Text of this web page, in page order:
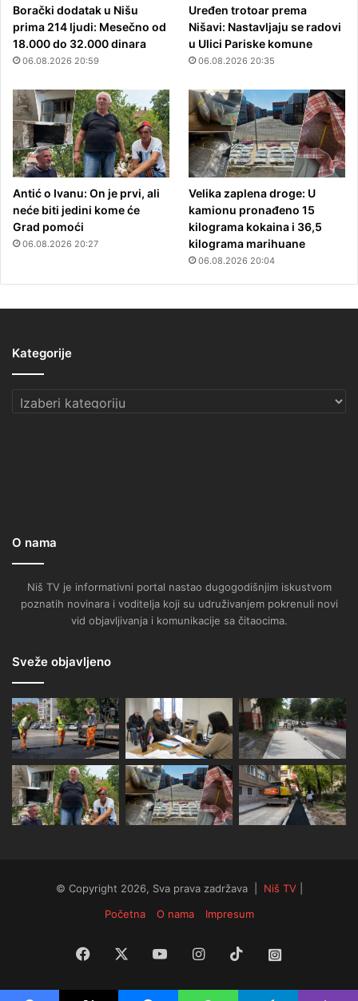
Borački dodatak u Nišu
prima 214 ljudi: Mesečno od
18.000 do 32.000 dinara
06.08.2026 20:59
Uređen trotoar prema
Nišavi: Nastavljaju se radovi
u Ulici Pariske komune
06.08.2026 20:35
Antić o Ivanu: On je prvi, ali
neće biti jedini kome će
Grad pomoći
06.08.2026 20:27
Velika zaplena droge: U
kamionu pronađeno 15
kilograma kokaina i 36,5
kilograma marihuane
06.08.2026 20:04
Kategorije
Kategorije
O nama
Niš TV je informativni portal nastao dugogodišnjim iskustvom
poznatih novinara i voditelja koji su udruživanjem pokrenuli novi
vid objavljivanja i komunikacije sa čitaocima.
Sveže objavljeno
© Copyright 2026, Sva prava zadržava | Niš TV|
Početna
O nama Impresum
Facebook YouTubeInstagram
TikTok